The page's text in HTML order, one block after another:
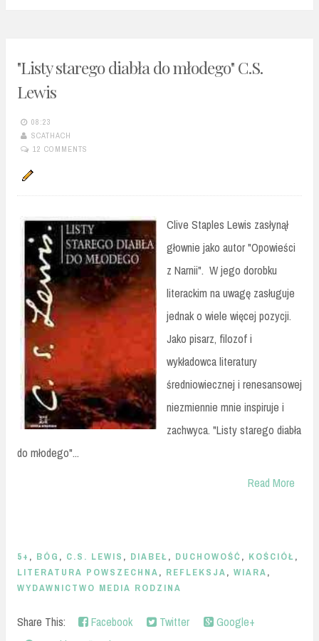
"Listy starego diabła do młodego" C.S.
Lewis
08:23
SCATHACH
12 COMMENTS
Clive Staples Lewis zasłynął
głownie jako autor "Opowieści
z Narnii". W jego dorobku
literackim na uwagę zasługuje
jednak o wiele więcej pozycji.
Jako pisarz, filozof i
wykładowca literatury
średniowiecznej i renesansowej
niezmiennie mnie inspiruje i
zachwyca. "Listy starego diabła
do młodego"...
Read More
5+ , BÓG , C.S. LEWIS , DIABEŁ, DUCHOWOŚĆ , KOŚCIÓŁ,
LITERATURA POWSZECHNA, REFLEKSJA, WIARA,
WYDAWNICTWO MEDIA RODZINA
Share This: Facebook Twitter
Google+